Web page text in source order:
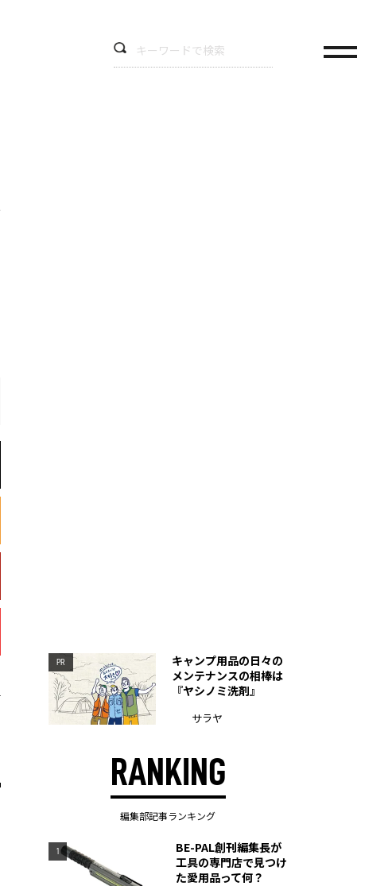
PR
キャンプ用品の日々の
メンテナンスの相棒は
『ヤシノミ洗剤』
サラヤ
RANKING
編集部記事ランキング
1
BE-PAL創刊編集長が
工具の専門店で見つけ
た愛用品って何？